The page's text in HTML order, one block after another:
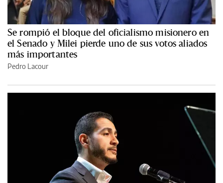
Se rompió el bloque del oficialismo misionero en
el Senado y Milei pierde uno de sus votos aliados
más importantes
Pedro Lacour